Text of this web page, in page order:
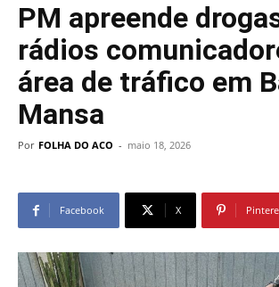
PM apreende
rádios
área de tráfico em
Mansa
Por FOLHA DO ACO - maio 18, 2026
Facebook X